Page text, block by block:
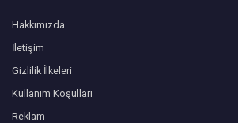
Hakkımızda
İletişim
Gizlilik İlkeleri
Kullanım Koşulları
Reklam